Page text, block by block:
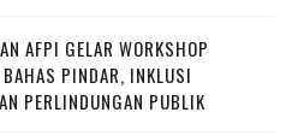
AFPI GELAR WORKSHOP
PINDAR, INKLUSI
PERLINDUNGAN PUBLIK